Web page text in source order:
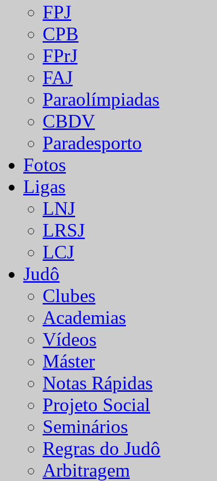
FPJ
CPB
FPrJ
FAJ
Paraolímpiadas
CBDV
Paradesporto
Fotos
Ligas
LNJ
LRSJ
LCJ
Judô
Clubes
Academias
Vídeos
Máster
Notas Rápidas
Projeto Social
Seminários
Regras do Judô
Arbitragem